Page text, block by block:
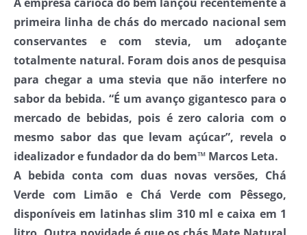
primeira linha de chás do mercado nacional sem
conservantes e com stevia, um adoçante
totalmente natural. Foram dois anos de pesquisa
para chegar a uma stevia que não interfere no
sabor da bebida. “É um avanço gigantesco para o
mercado de bebidas, pois é zero caloria com o
mesmo sabor das que levam açúcar”, revela o
idealizador e fundador da do bem™ Marcos Leta.
A bebida conta com duas novas versões, Chá
Verde com Limão e Chá Verde com Pêssego,
disponíveis em latinhas slim 310 ml e caixa em 1